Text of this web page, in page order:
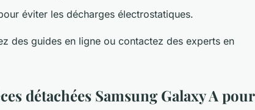
éviter les décharges électrostatiques.
des guides en ligne ou contactez des experts en
détachées Samsung Galaxy A pour